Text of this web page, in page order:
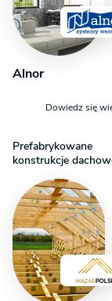
Alnor
Dowiedz się
Prefabrykowane
konstrukcje